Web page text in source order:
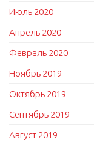
Июль 2020
Апрель 2020
Февраль 2020
Ноябрь 2019
Октябрь 2019
Сентябрь 2019
Август 2019